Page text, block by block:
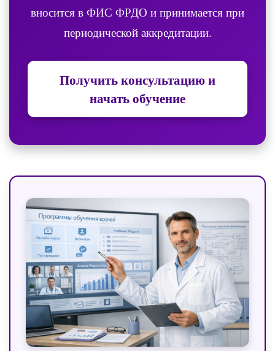
вносится в ФИС ФРДО и принимается при
периодической аккредитации.
Получить консультацию и
начать обучение